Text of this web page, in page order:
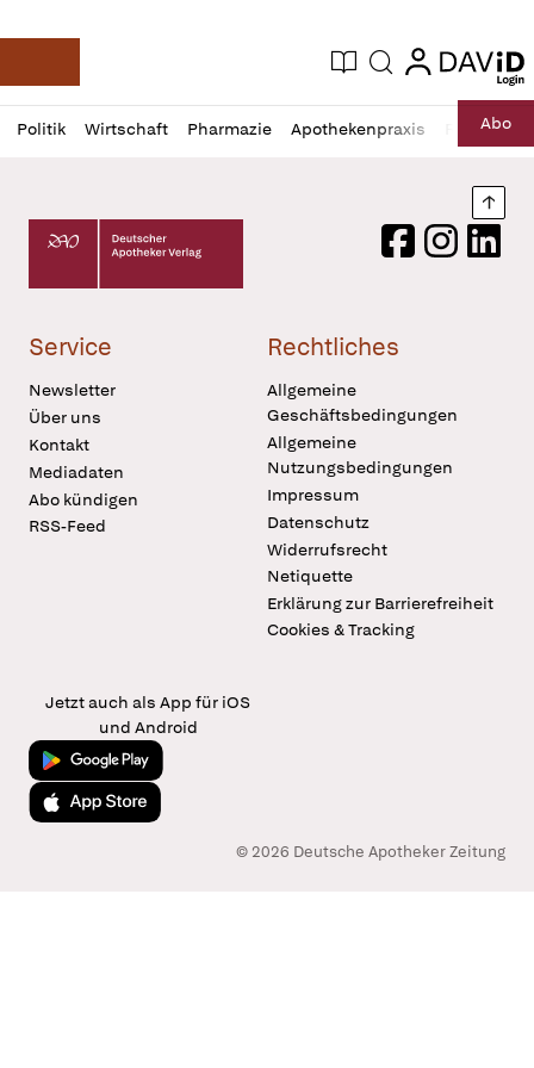
Deutsche Apotheker Zeitung
Aktuelle Ausgabe
Suche login
login
Politik Wirtschaft Pharmazie Apothekenpraxis RechtAbo
Profil
öffnen
Daz
Pur
Deutscher Apotheker Verlag Logo
FacebookInstagram
Service
Newsletter
Über uns
Kontakt
Mediadaten
Abo kündigen
RSS-Feed
Rechtliches
Allgemeine
Geschäftsbedingungen
Allgemeine
Nutzungsbedingungen
Impressum
Datenschutz
Widerrufsrecht
Netiquette
Erklärung zur Barrierefreiheit
Cookies & Tracking
Jetzt auch als App für iOS
und Android
Jetzt bei Google Play
Laden im App Store
© 2026 Deutsche Apotheker Zeitung